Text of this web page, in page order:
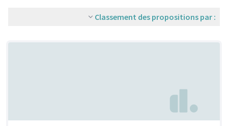
Classement des propositions par :